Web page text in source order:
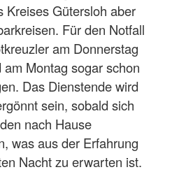
Kreises Gütersloh aber
Für den Notfall
am Donnerstag
Montag sogar schon
Das Dienstende wird
sein, sobald sich
nach Hause
was aus der Erfahrung
Nacht zu erwarten ist.